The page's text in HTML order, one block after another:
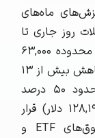
ماه‌های
روز جاری تا
سقوط کرده و هم‌اکنون در محدوده ۶۳,۰۰۰
تا ۶۳,۵۰۰ دلار در حال نوسان است. این کاهش بیش از ۱۳
درصدی در طول یک هفته، قیمت را حدود ۵۰ درصد
پایین‌تر از سقف تاریخی اکتبر ۲۰۲۵ (۱۲۸,۱۹۸ دلار) قرار
داده است. خروجی‌های شدید از صندوق‌های ETF و